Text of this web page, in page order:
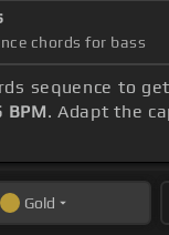
chords for bass
sequence to
BPM. Adapt the
Gold